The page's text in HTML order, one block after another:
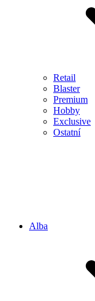
Retail
Blaster
Premium
Hobby
Exclusive
Ostatní
Alba